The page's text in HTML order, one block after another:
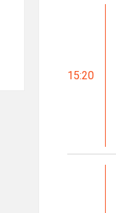
15:20